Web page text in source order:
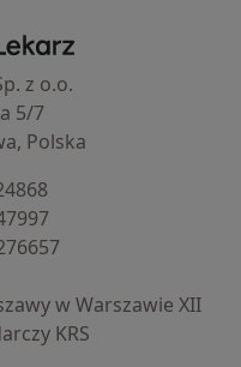
- Strona główna
z o.o.
5/7
Polska
w Warszawie XII
KRS